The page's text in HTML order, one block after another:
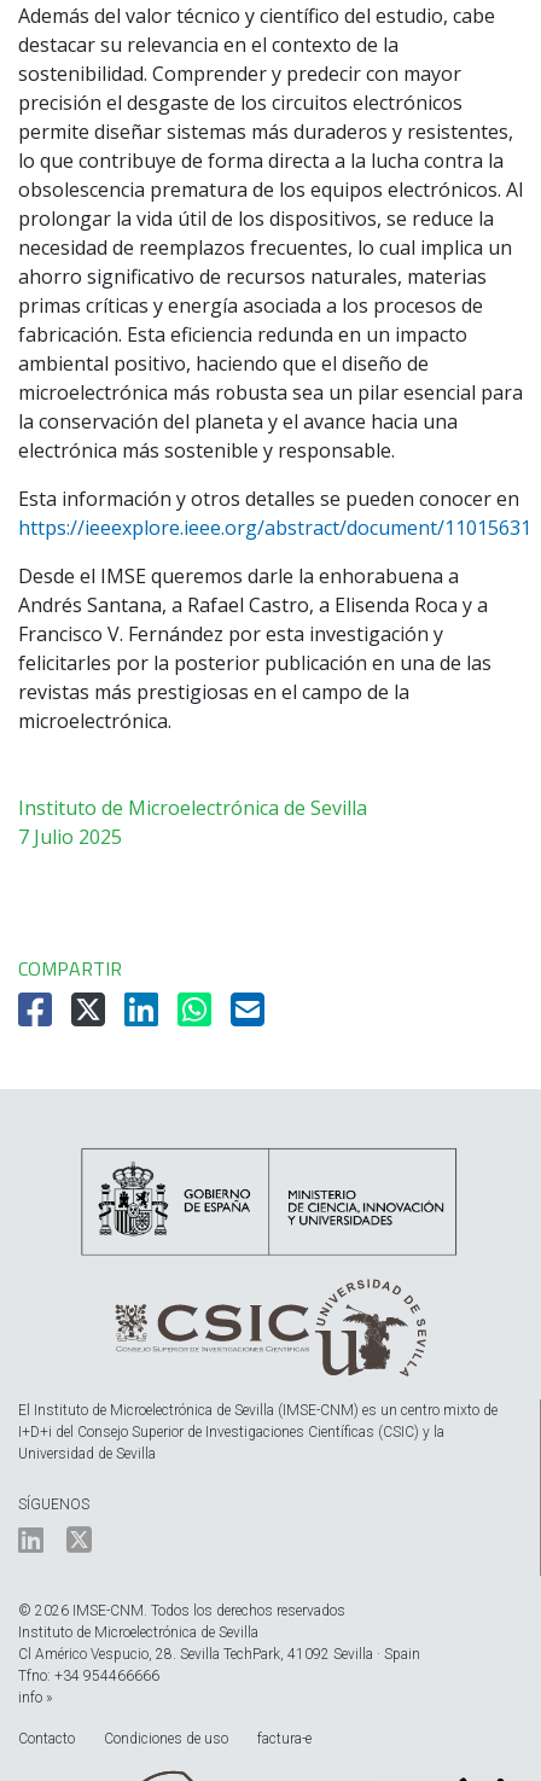
Además del valor técnico y científico del estudio, cabe
destacar su relevancia en el contexto de la
sostenibilidad. Comprender y predecir con mayor
precisión el desgaste de los circuitos electrónicos
permite diseñar sistemas más duraderos y resistentes,
lo que contribuye de forma directa a la lucha contra la
obsolescencia prematura de los equipos electrónicos. Al
prolongar la vida útil de los dispositivos, se reduce la
necesidad de reemplazos frecuentes, lo cual implica un
ahorro significativo de recursos naturales, materias
primas críticas y energía asociada a los procesos de
fabricación. Esta eficiencia redunda en un impacto
ambiental positivo, haciendo que el diseño de
microelectrónica más robusta sea un pilar esencial para
la conservación del planeta y el avance hacia una
electrónica más sostenible y responsable.
Esta información y otros detalles se pueden conocer en
https://ieeexplore.ieee.org/abstract/document/11015631
Desde el IMSE queremos darle la enhorabuena a
Andrés Santana, a Rafael Castro, a Elisenda Roca y a
Francisco V. Fernández por esta investigación y
felicitarles por la posterior publicación en una de las
revistas más prestigiosas en el campo de la
microelectrónica.
Instituto de Microelectrónica de Sevilla
7 Julio 2025
COMPARTIR
El Instituto de Microelectrónica de Sevilla (IMSE-CNM) es un centro mixto de
I+D+i del Consejo Superior de Investigaciones Científicas (CSIC) y la
Universidad de Sevilla
SÍGUENOS
© 2026 IMSE-CNM. Todos los derechos reservados
Instituto de Microelectrónica de Sevilla
Cl Américo Vespucio, 28. Sevilla TechPark, 41092 Sevilla · Spain
Tfno: +34 954466666
info »
Contacto Condiciones de uso factura-e